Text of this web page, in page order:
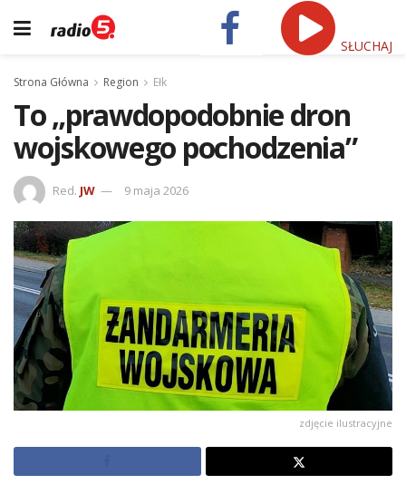
SŁUCHAJ
Strona Główna Region Ełk
To „prawdopodobnie dron
wojskowego pochodzenia”
Red. JW 9 maja 2026
zdjęcie ilustracyjne